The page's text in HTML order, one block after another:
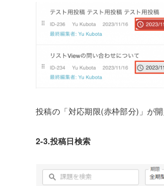
投稿の「対応期限(赤枠部分)」が
2-3.投稿日検索